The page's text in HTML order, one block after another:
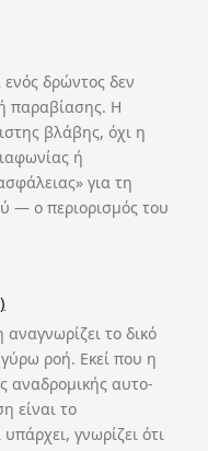
δρώντος δεν
παραβίασης. Η
βλάβης, όχι η
ή
για τη
— ο περιορισμός του
το δικό
ροή. Εκεί που η
αναδρομικής αυτο-
είναι το
γνωρίζει ότι